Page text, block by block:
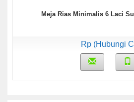
Meja Rias Minimalis 6 Laci
Rp (Hubungi